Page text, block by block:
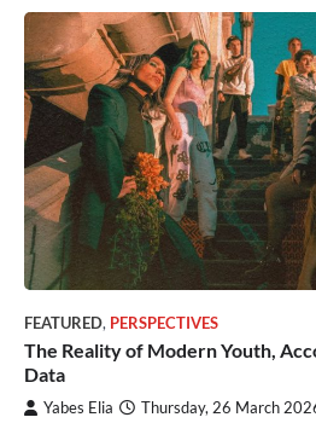
FEATURED, PERSPECTIVES
The Reality of Modern Youth,
Data
Yabes Elia Thursday, 26 March